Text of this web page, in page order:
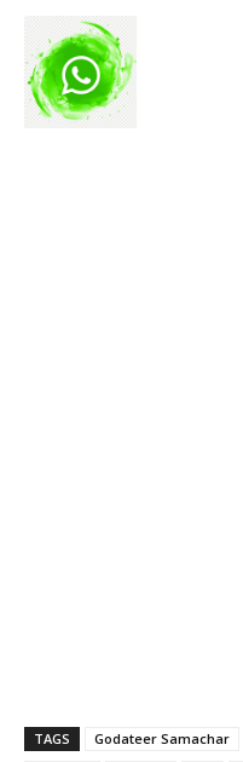
TAGS Godateer Samachar